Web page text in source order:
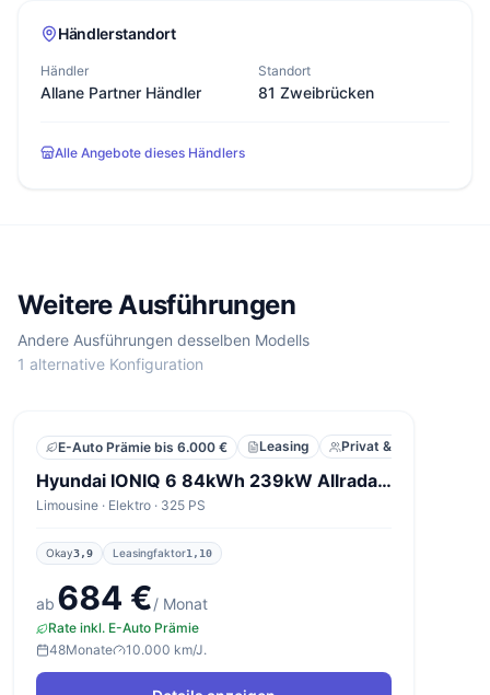
Händlerstandort
Händler
Allane Partner Händler
Standort
81 Zweibrücken
Alle Angebote dieses Händlers
Weitere Ausführungen
Andere Ausführungen desselben Modells
1 alternative Konfiguration
E-Auto Prämie bis 6.000 € Leasing Privat & Gewerbe
Hyundai IONIQ 6 84kWh 239kW Allradantrieb N Line
Limousine · Elektro · 325 PS
Okay3,9 Leasingfaktor1,10
ab 684 €/ Monat
Rate inkl. E-Auto Prämie
48Monate 10.000 km/J.